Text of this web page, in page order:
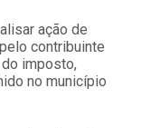
ação de
contribuinte
imposto,
no município